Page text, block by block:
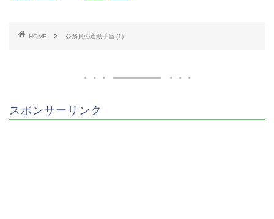
c
o
k
tt ai e
HOME 公務員の通勤手当 (1)
スポンサーリンク